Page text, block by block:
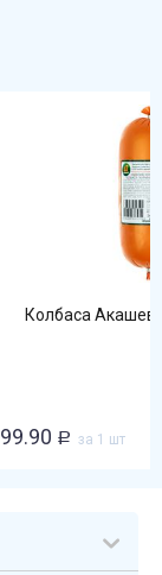
Колбаса
99.90 Р за 1 шт